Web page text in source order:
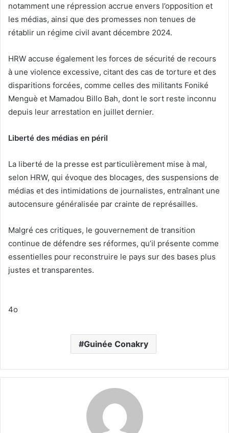
notamment une répression accrue envers l’opposition et
les médias, ainsi que des promesses non tenues de
rétablir un régime civil avant décembre 2024.
HRW accuse également les forces de sécurité de recours
à une violence excessive, citant des cas de torture et des
disparitions forcées, comme celles des militants Foniké
Menguè et Mamadou Billo Bah, dont le sort reste inconnu
depuis leur arrestation en juillet dernier.
Liberté des médias en péril
La liberté de la presse est particulièrement mise à mal,
selon HRW, qui évoque des blocages, des suspensions de
médias et des intimidations de journalistes, entraînant une
autocensure généralisée par crainte de représailles.
Malgré ces critiques, le gouvernement de transition
continue de défendre ses réformes, qu’il présente comme
essentielles pour reconstruire le pays sur des bases plus
justes et transparentes.
4o
Guinée Conakry